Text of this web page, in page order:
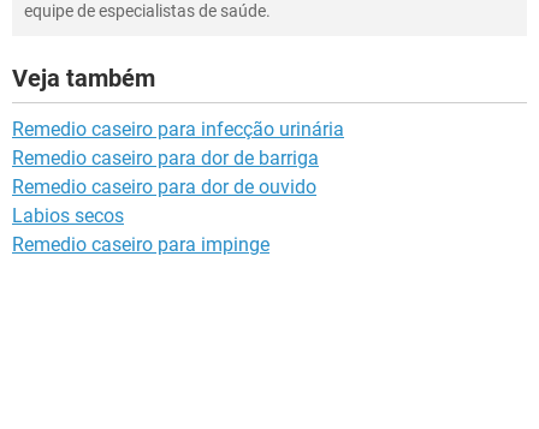
equipe de especialistas de saúde.
Veja também
Remedio caseiro para infecção urinária
Remedio caseiro para dor de barriga
Remedio caseiro para dor de ouvido
Labios secos
Remedio caseiro para impinge